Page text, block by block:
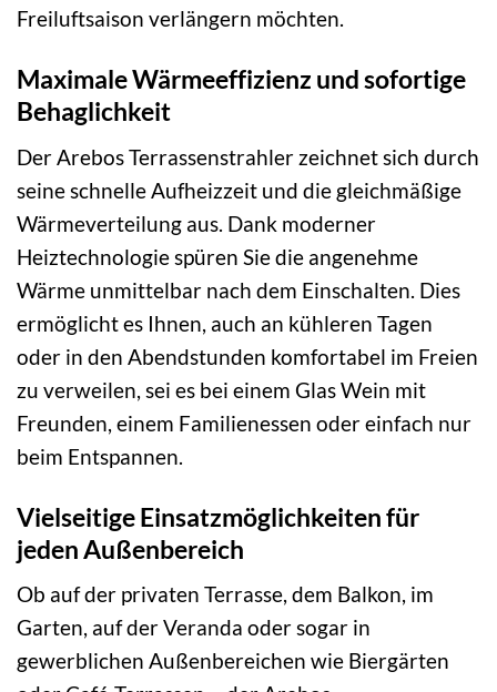
Freiluftsaison verlängern möchten.
Maximale Wärmeeffizienz und sofortige
Behaglichkeit
Der Arebos Terrassenstrahler zeichnet sich durch
seine schnelle Aufheizzeit und die gleichmäßige
Wärmeverteilung aus. Dank moderner
Heiztechnologie spüren Sie die angenehme
Wärme unmittelbar nach dem Einschalten. Dies
ermöglicht es Ihnen, auch an kühleren Tagen
oder in den Abendstunden komfortabel im Freien
zu verweilen, sei es bei einem Glas Wein mit
Freunden, einem Familienessen oder einfach nur
beim Entspannen.
Vielseitige Einsatzmöglichkeiten für
jeden Außenbereich
Ob auf der privaten Terrasse, dem Balkon, im
Garten, auf der Veranda oder sogar in
gewerblichen Außenbereichen wie Biergärten